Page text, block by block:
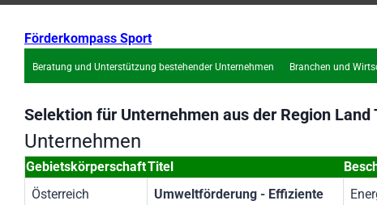
Förderkompass Sport
Beratung und Unterstützung bestehender Unternehmen Branchen und
Selektion für Unternehmen aus der Region Land
Unternehmen
GebietskörperschaftTitel
Österreich
Umweltförderung - Effiziente